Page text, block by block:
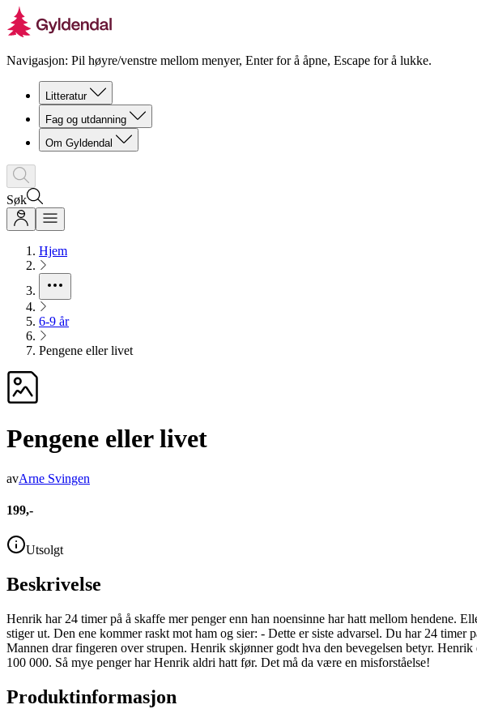
Navigasjon: Pil høyre/venstre mellom menyer, Enter for å åpne, Escape for å lukke.
Litteratur
Fag og utdanning
Om Gyldendal
Søk
Hjem
6-9 år
Pengene eller livet
Pengene eller livet
avArne Svingen
199,-
Utsolgt
Beskrivelse
Henrik har 24 timer på å skaffe mer penger enn han noensinne har hatt mellom hendene.
stiger ut. Den ene kommer raskt mot ham og sier: - Dette er siste advarsel. Du har 24
Mannen drar fingeren over strupen. Henrik skjønner godt hva den bevegelsen betyr.
100 000. Så mye penger har Henrik aldri hatt før. Det må da være en misforståelse!
Produktinformasjon